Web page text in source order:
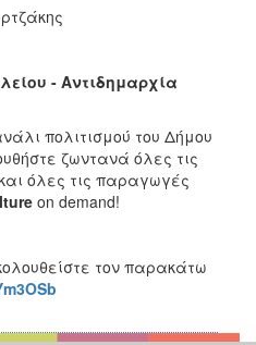
- Αντιδημαρχία
πολιτισμού του Δήμου
ζωντανά όλες τις
όλες τις παραγωγές
on demand!
τον παρακάτω